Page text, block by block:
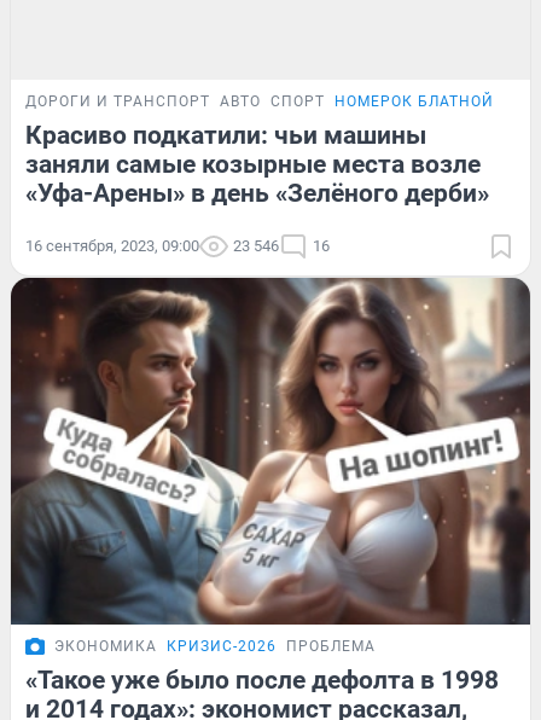
ДОРОГИ И ТРАНСПОРТ АВТО СПОРТ НОМЕРОК БЛАТНОЙ
Красиво подкатили: чьи машины
заняли самые козырные места возле
«Уфа-Арены» в день «Зелёного дерби»
16 сентября, 2023, 09:00 23 546 16
ЭКОНОМИКА КРИЗИС-2026 ПРОБЛЕМА
«Такое уже было после дефолта в 1998
и 2014 годах»: экономист рассказал,